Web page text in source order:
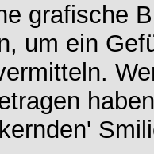
grafische
um ein